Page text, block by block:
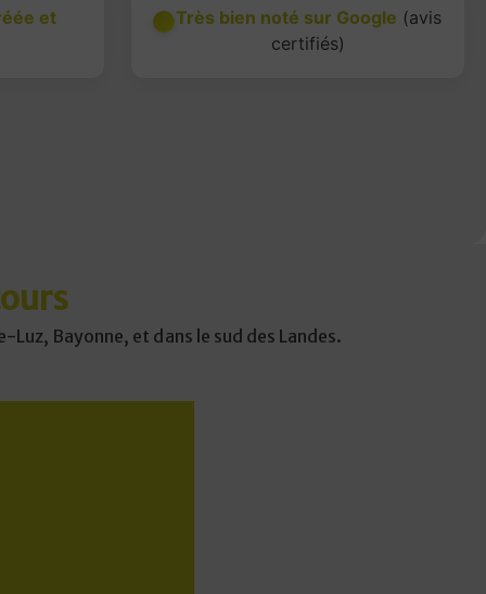
et Très bien noté sur Google (avis
certifiés)
Bayonne, et dans le sud des Landes.